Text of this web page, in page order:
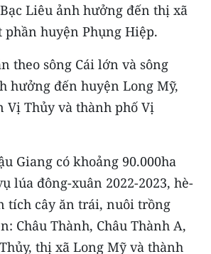
Bộ và Tây
Long
Nội
Hồ Chí Minh
Liêu ảnh hưởng đến thị xã
phần huyện Phụng Hiệp.
theo sông Cái lớn và sông
hưởng đến huyện Long Mỹ,
Vị Thủy và thành phố Vị
Giang có khoảng 90.000ha
lúa đông-xuân 2022-2023, hè-
tích cây ăn trái, nuôi trồng
Châu Thành, Châu Thành A,
thị xã Long Mỹ và thành